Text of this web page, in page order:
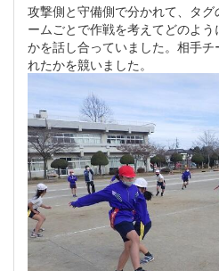
攻撃側と守備側で分かれて、タ
ームごとで作戦を考えてどのよ
かを話し合っていました。相手
れたかを競いました。